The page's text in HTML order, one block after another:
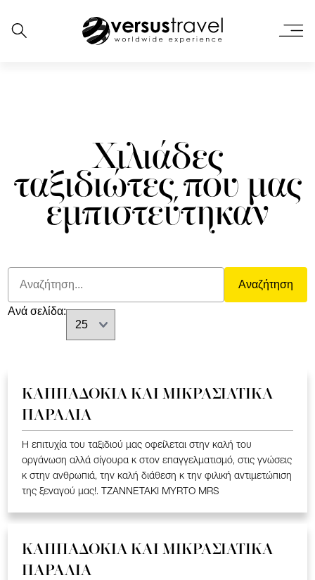
Χιλιάδες
ταξιδιώτες που μας
εμπιστεύτηκαν
Αναζήτηση
Ανά σελίδα:
ΚΑΠΠΑΔΟΚΙΑ ΚΑΙ ΜΙΚΡΑΣΙΑΤΙΚΑ
ΠΑΡΑΛΙΑ
Η επιτυχία του ταξιδιού μας οφείλεται στην καλή του
οργάνωση αλλά σίγουρα κ στον επαγγελματισμό, στις γνώσεις
κ στην ανθρωπιά, την καλή διάθεση κ την φιλική αντιμετώπιση
της ξεναγού μας!. TZANNETAKI MYRTO MRS
ΚΑΠΠΑΔΟΚΙΑ ΚΑΙ ΜΙΚΡΑΣΙΑΤΙΚΑ
ΠΑΡΑΛΙΑ